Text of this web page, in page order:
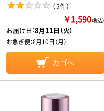
（2件）
￥1,590（税込）
お届け日：8月11日（火）
お急ぎ便：8月10日（月）
カゴへ